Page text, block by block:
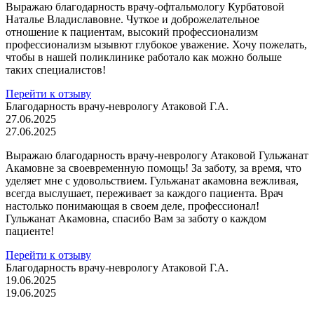
Выражаю благодарность врачу-офтальмологу Курбатовой
Наталье Владиславовне. Чуткое и доброжелательное
отношение к пациентам, высокий профессионализм
профессионализм ызывют глубокое уважение. Хочу пожелать,
чтобы в нашей поликлинике работало как можно больше
таких специалистов!
Перейти к отзыву
Благодарность врачу-неврологу Атаковой Г.А.
27.06.2025
27.06.2025
Выражаю благодарность врачу-неврологу Атаковой Гульжанат
Акамовне за своевременную помощь! За заботу, за время, что
уделяет мне с удовольствием. Гульжанат акамовна вежливая,
всегда выслушает, переживает за каждого пациента. Врач
настолько понимающая в своем деле, профессионал!
Гульжанат Акамовна, спасибо Вам за заботу о каждом
пациенте!
Перейти к отзыву
Благодарность врачу-неврологу Атаковой Г.А.
19.06.2025
19.06.2025